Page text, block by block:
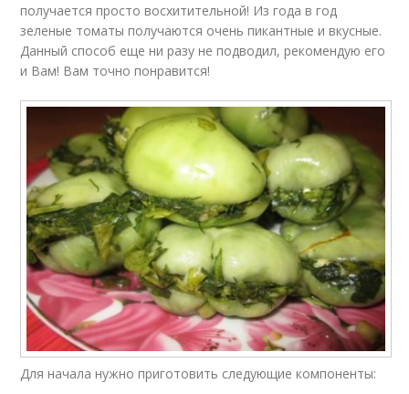
получается просто восхитительной! Из года в год
зеленые томаты получаются очень пикантные и вкусные.
Данный способ еще ни разу не подводил, рекомендую его
и Вам! Вам точно понравится!
Для начала нужно приготовить следующие компоненты: